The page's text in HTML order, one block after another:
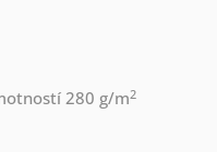
280 g/m2